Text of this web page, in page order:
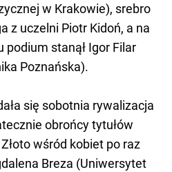
w Krakowie), srebro
z uczelni Piotr Kidoń, a na
podium stanął Igor Filar
Poznańska).
się sobotnia rywalizacja
obrońcy tytułów
wśród kobiet po raz
Breza (Uniwersytet